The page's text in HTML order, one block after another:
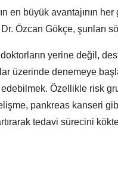
en büyük avantajının
Özcan Gökçe, şunları
yerine değil,
üzerinde denemeye
edebilmek. Özellikle risk
pankreas kanseri
tedavi sürecini